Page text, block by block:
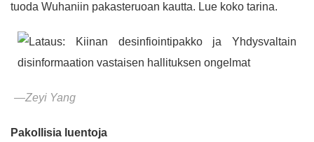
tuoda Wuhaniin pakasteruoan kautta. Lue koko tarina.
—Zeyi Yang
Pakollisia luentoja